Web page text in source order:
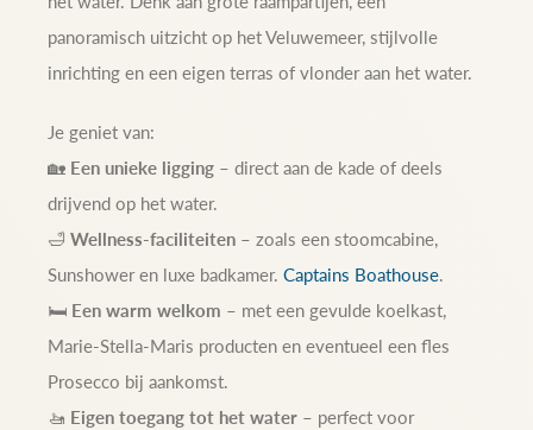
panoramisch uitzicht op het Veluwemeer, stijlvolle
inrichting en een eigen terras of vlonder aan het water.
Je geniet van:
🏡 Een unieke ligging – direct aan de kade of deels
drijvend op het water.
🛁 Wellness-faciliteiten – zoals een stoomcabine,
Sunshower en luxe badkamer. Captains Boathouse.
🛏️ Een warm welkom – met een gevulde koelkast,
Marie-Stella-Maris producten en eventueel een fles
Prosecco bij aankomst.
🚤 Eigen toegang tot het water – perfect voor